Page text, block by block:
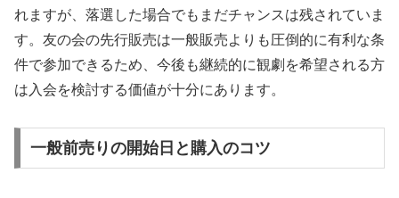
れますが、落選した場合でもまだチャンスは残されていま
す。友の会の先行販売は一般販売よりも圧倒的に有利な条
件で参加できるため、今後も継続的に観劇を希望される方
は入会を検討する価値が十分にあります。
一般前売りの開始日と購入のコツ